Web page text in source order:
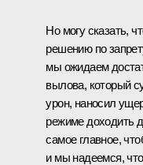
Но могу сказать,
решению по
мы ожидаем
вылова, который
урон, наносил
режиме доходить
самое главное,
и мы надеемся,